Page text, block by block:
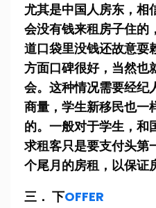
尤其是中国人房东，相
会没有钱来租房子住的
道口袋里没钱还故意耍
方面口碑很好，当然也
会。这种情况需要经纪
商量，学生新移民也一
的。一般对于学生，和
求租客只是要支付头第
个尾月的房租，以保证
三． 下OFFER